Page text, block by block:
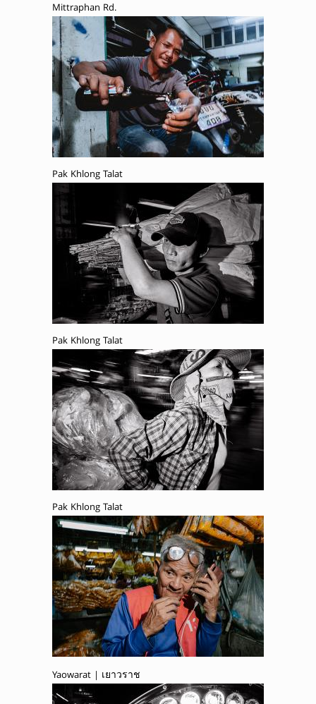
Mittraphan Rd.
Pak Khlong Talat
Pak Khlong Talat
Pak Khlong Talat
Yaowarat | เยาวราช